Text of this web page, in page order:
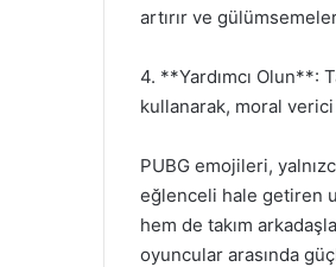
artırır ve
4. **Yardımcı Olun**:
kullanarak, moral
PUBG emojileri,
eğlenceli hale getiren
hem de takım
oyuncular arasında